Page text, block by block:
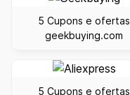
5 Cupons e ofertas
geekbuying.com
5 Cupons e ofertas